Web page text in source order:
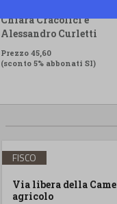
Chiara Cracolici e
Alessandro Curletti
Prezzo 45,60
(sconto 5% abbonati SI)
FISCO
Via libera della
agricolo